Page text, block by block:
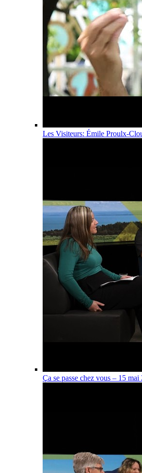
Les Visiteurs: Émile Proulx-
Ça se passe chez vous – 15 mai